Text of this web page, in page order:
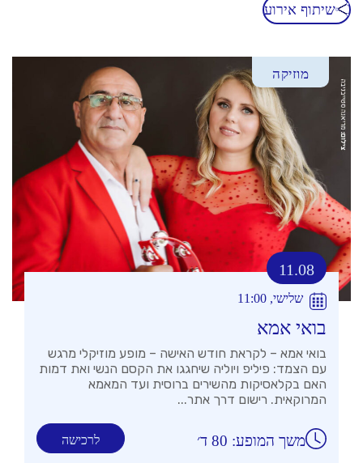
שיתוף אירוע
מוזיקה
11.08
שלישי, 11:00
בואי אמא
בואי אמא – לקראת חודש האישה – מופע מוזיקלי מרגש
עם הצמד: פיליפ ויוליה שיחגגו את הקסם הנשי ואת דמות
האם בקלאסיקות מהשירים ברוסית ועד המאמא
המרוקאית. רישום דרך אתר...
לרכישה משך המופע: 80 ד׳